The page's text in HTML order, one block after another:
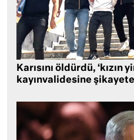
Karısını öldürdü, ‘kızın
kayınvalidesine